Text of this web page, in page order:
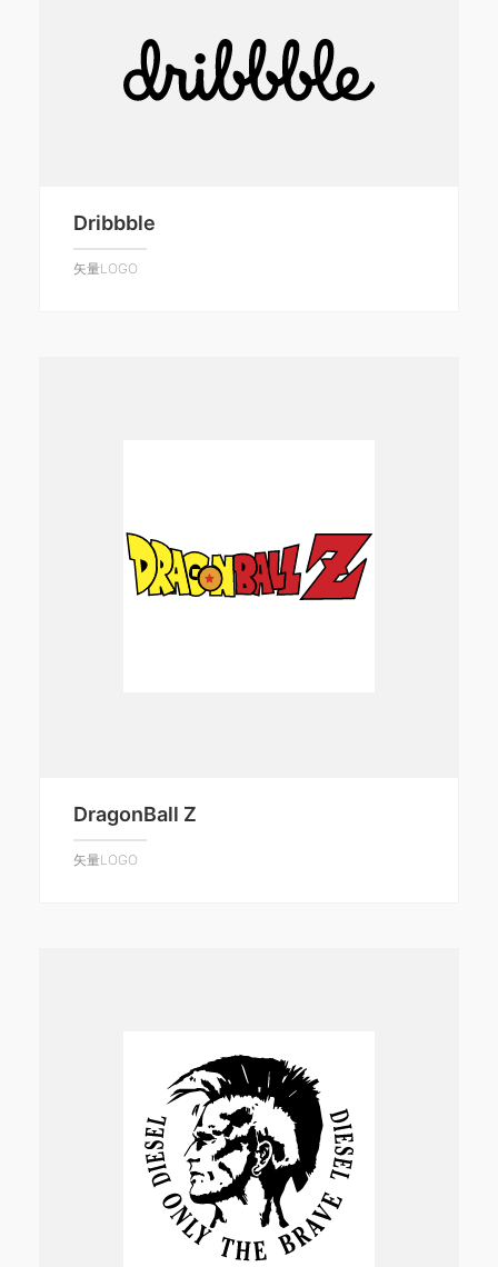
Dribbble
矢量LOGO
DragonBall Z
矢量LOGO